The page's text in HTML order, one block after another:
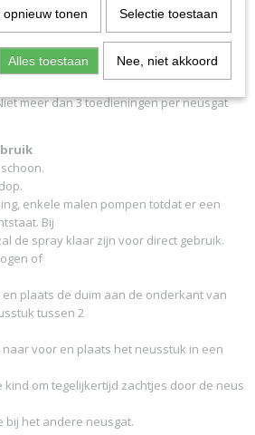
12 jaar:
neusgat, 2 tot 3 maal per dag. Tussen 2
meer dan 3 toedieningen per neusgat
enkele malen pompen totdat er een
Bij
de spray klaar zijn voor direct gebruik.
of
plaats de duim aan de onderkant van
tussen 2
voor en plaats het neusstuk in een
kind om tegelijkertijd zachtjes door de neus
bij het andere neusgat.
opnieuw tonen Selectie toestaan
Alles toestaan Nee, niet akkoord